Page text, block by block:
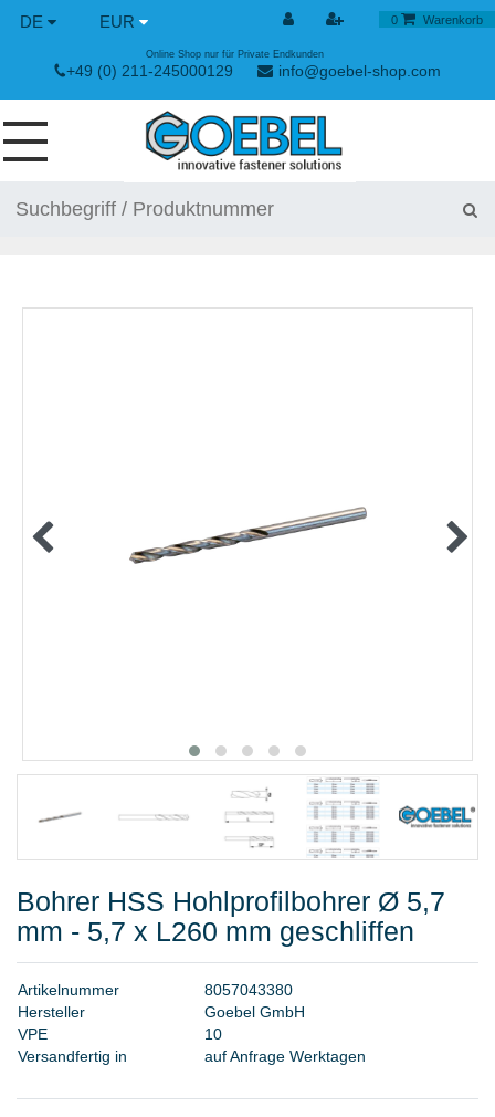
DE EUR 0 Warenkorb
+49 (0) 211-245000129 info@goebel-shop.com
Online Shop nur für Private Endkunden
SCHRAUBEN
KLEBEN UND DICHTEN
FAQ - Häufig gestellte Fragen
Bohrer HSS Hohlprofilbohrer Ø 5,7
mm - 5,7 x L260 mm geschliffen
Artikelnummer 8057043380
Hersteller Goebel GmbH
VPE 10
Versandfertig in
auf Anfrage Werktagen